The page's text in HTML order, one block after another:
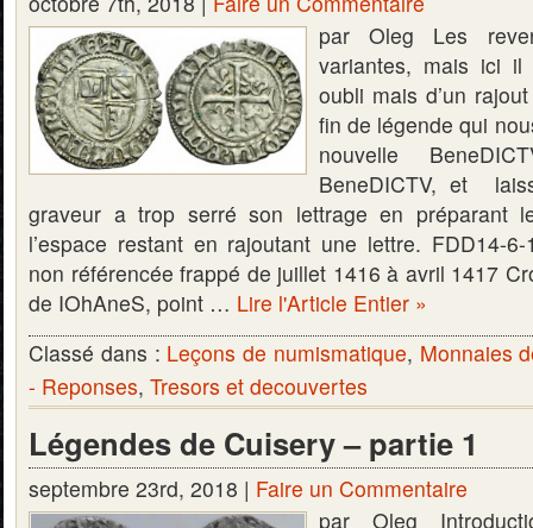
par Oleg Les
variantes, mais ici il
oubli mais d’un
fin de légende qui
nouvelle
BeneDICTV, et
graveur a trop serré son lettrage en préparant
l’espace restant en rajoutant une lettre. FDD14-
non référencée frappé de juillet 1416 à avril 1417
de IOhAneS, point … Lire l'Article Entier »
Classé dans : Leçons de numismatique, Monnaies
- Reponses, Tresors et decouvertes
Légendes de Cuisery – partie 1
septembre 23rd, 2018 | Faire un Commentaire
par Oleg